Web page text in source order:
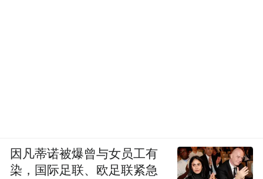
因凡蒂诺被爆曾与女员工有
染，国际足联、欧足联紧急